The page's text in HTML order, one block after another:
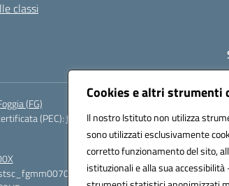
Cookies e altri strumenti
Il nostro Istituto non utilizza
sono utilizzati esclusivamente
corretto funzionamento del sito,
istituzionali e alla sua
classi
(FG)
(PEC):fgmm00700x@pec.istruzione.it